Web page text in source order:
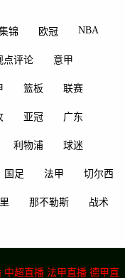
锦 欧冠 NBA
点评论 意甲
篮板 联赛
亚冠 广东
利物浦 球迷
国足 法甲 切尔西
那不勒斯 战术
中超直播 法甲直播 德甲直